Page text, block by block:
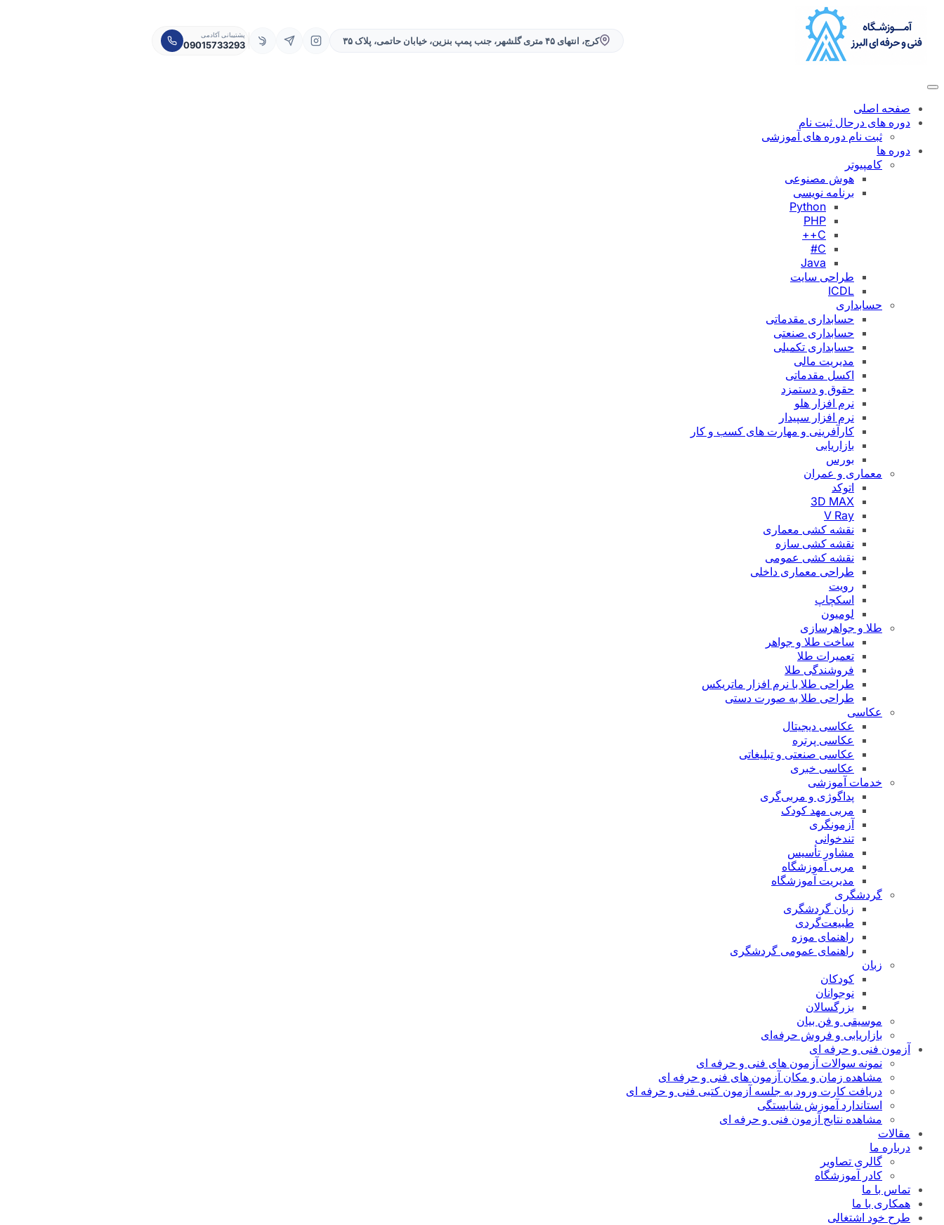
محتوا
کرج، انتهای ۴۵ متری گلشهر، جنب پمپ بنزین، خیابان حاتمی، پلاک ۳۵
پشتیبانی آکادمی
09015733293
صفحه اصلی
دوره های درحال ثبت نام
ثبت نام دوره های آموزشی
دوره ها
کامپیوتر
هوش مصنوعی
برنامه نویسی
Python
PHP
C++
C#
Java
طراحی سایت
ICDL
حسابداری
حسابداری مقدماتی
حسابداری صنعتی
حسابداری تکمیلی
مدیریت مالی
اکسل مقدماتی
حقوق و دستمزد
نرم افزار هلو
نرم افزار سپیدار
کارآفرینی و مهارت های کسب و کار
بازاریابی
بورس
معماری و عمران
اتوکد
3D MAX
V Ray
نقشه کشی معماری
نقشه کشی سازه
نقشه کشی عمومی
طراحی معماری داخلی
رویت
اسکچاپ
لومیون
طلا و جواهرسازی
ساخت طلا و جواهر
تعمیرات طلا
فروشندگی طلا
طراحی طلا با نرم افزار ماتریکس
طراحی طلا به صورت دستی
عکاسی
عکاسی دیجیتال
عکاسی پرتره
عکاسی صنعتی و تبلیغاتی
عکاسی خبری
خدمات آموزشی
پداگوژی و مربی‌گری
مربی مهد کودک
آزمونگری
تندخوانی
مشاور تأسیس
مربی آموزشگاه
مدیریت آموزشگاه
گردشگری
زبان گردشگری
طبیعت‌گردی
راهنمای موزه
راهنمای عمومی گردشگری
زبان
کودکان
نوجوانان
بزرگسالان
موسیقی و فن بیان
بازاریابی و فروش حرفه‌ای
آزمون فنی و حرفه ای
نمونه سوالات آزمون های فنی و حرفه ای
مشاهده زمان و مکان آزمون های فنی و حرفه ای
دریافت کارت ورود به جلسه آزمون کتبی فنی و حرفه ای
استاندارد آموزش شایستگی
مشاهده نتایج آزمون فنی و حرفه ای
مقالات
درباره ما
گالری تصاویر
کادر آموزشگاه
تماس با ما
همکاری با ما
طرح خود اشتغالی